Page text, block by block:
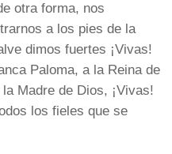
otra forma, nos
a los pies de la
dimos fuertes ¡Vivas!
Paloma, a la Reina de
Madre de Dios, ¡Vivas!
los fieles que se